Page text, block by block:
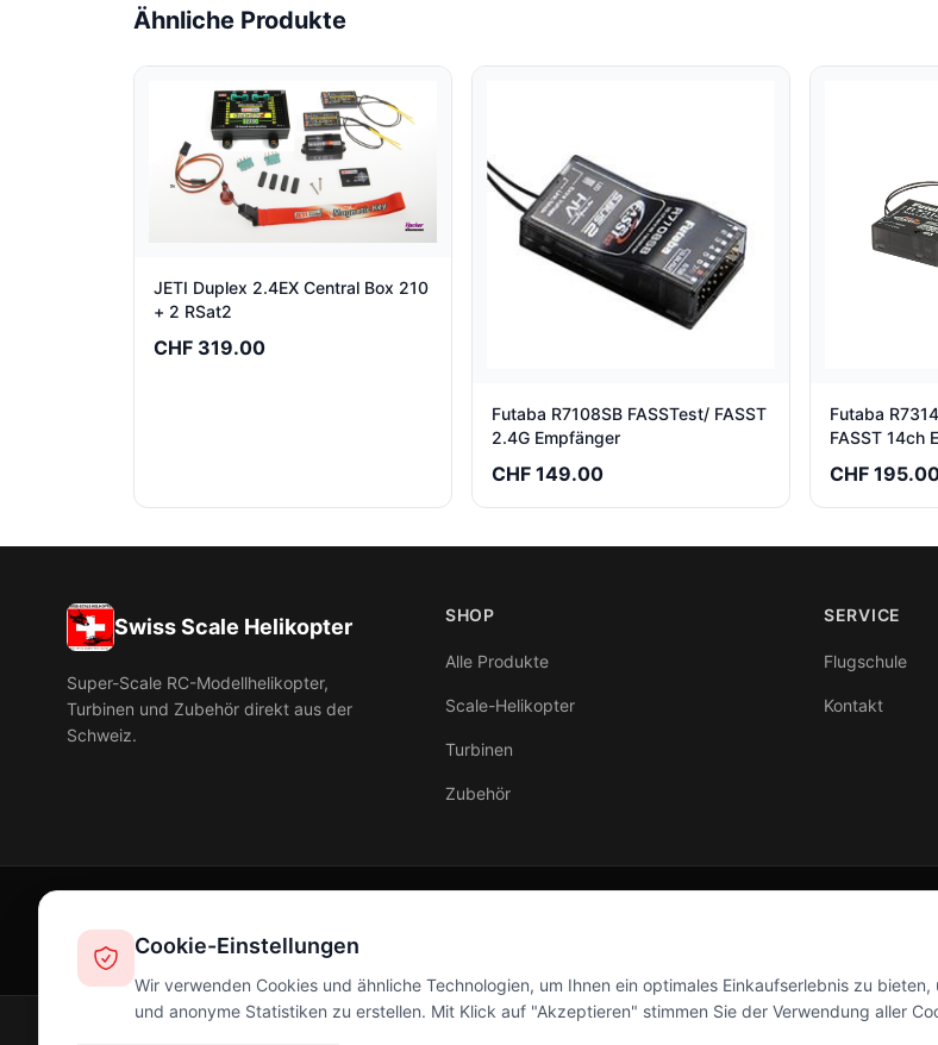
Ähnliche Produkte
JETI Duplex 2.4EX Central Box 210
+ 2 RSat2
CHF 319.00
Futaba R7108SB FASSTest/ FASST
2.4G Empfänger
CHF 149.00
Futaba
FASST 14ch
CHF
Swiss Scale Helikopter
Super-Scale RC-Modellhelikopter,
Turbinen und Zubehör direkt aus der
Schweiz.
SHOP
Alle Produkte
Scale-Helikopter
Turbinen
Zubehör
SERVICE
Flugschule
Kontakt
Cookie-Einstellungen
Wir verwenden Cookies und ähnliche Technologien, um Ihnen ein optimales Einkaufserlebnis zu
und anonyme Statistiken zu erstellen. Mit Klick auf "Akzeptieren" stimmen Sie der Verwendung aller